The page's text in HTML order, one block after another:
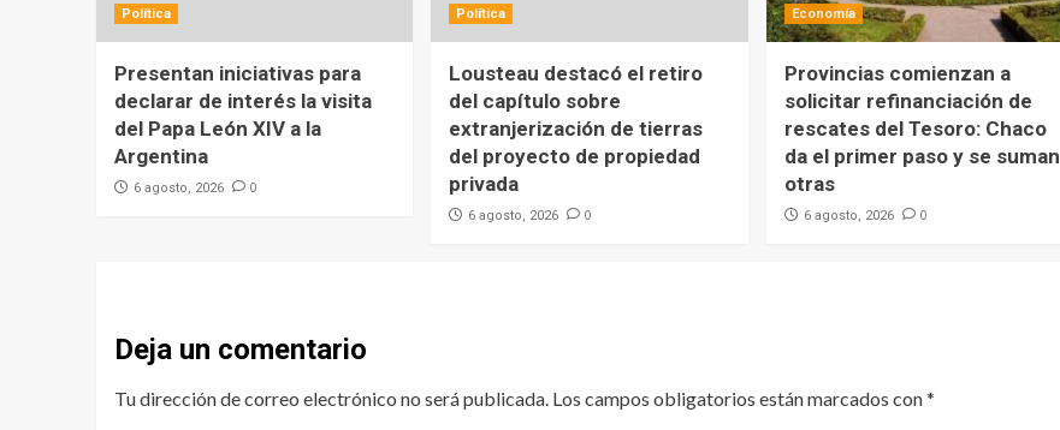
Política
Presentan iniciativas para
declarar de interés la visita
del Papa León XIV a la
Argentina
6 agosto, 2026 0
Política
Lousteau destacó el retiro
del capítulo sobre
extranjerización de tierras
del proyecto de propiedad
privada
6 agosto, 2026 0
Economía
Provincias comienzan a
solicitar refinanciación de
rescates del Tesoro: Chaco
da el primer paso y se suman
otras
6 agosto, 2026 0
Deja un comentario
Tu dirección de correo electrónico no será publicada. Los campos obligatorios están marcados con*